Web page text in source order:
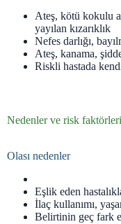
Ateş, kötü kokulu
yayılan kızarıklık
Nefes darlığı,
Ateş, kanama,
Riskli hastada
Nedenler ve risk faktörleri
Olası nedenler
Eşlik eden
İlaç kullanımı,
Belirtinin geç fark